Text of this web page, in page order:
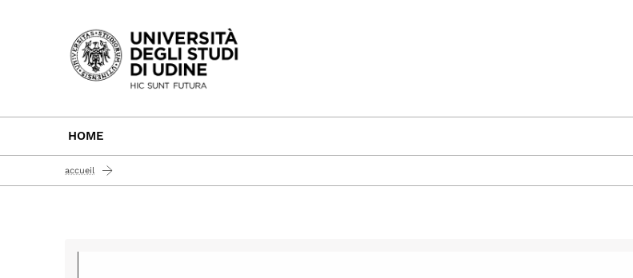
Passa al contenuto principale
HOME
accueil